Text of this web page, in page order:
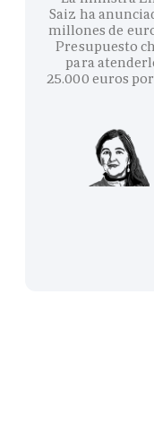
Saiz ha
millones de
Presupuesto
para
25.000 euros